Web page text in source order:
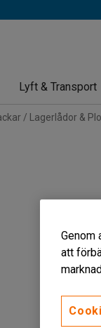
Lyft & Transport
Lagerlådor &
Genom
att